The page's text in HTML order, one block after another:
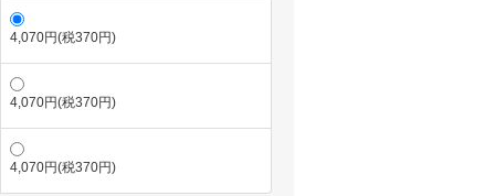
4,070円(税370円)
4,070円(税370円)
4,070円(税370円)